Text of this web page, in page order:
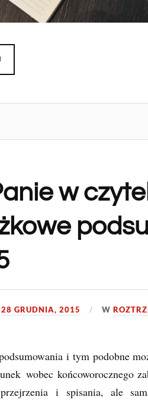
w
28 GRUDNIA, 2015 W
i tym podobne
wobec końcoworocznego
przejrzenia i spisania, ale